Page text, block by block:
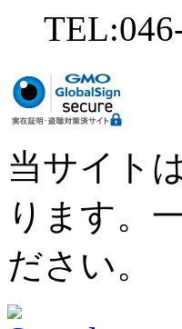
当サイト
ります。
ださい。